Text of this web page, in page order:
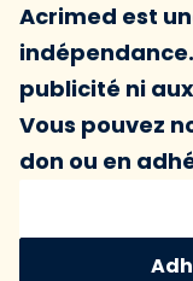
Acrimed est
publicité ni
Vous pouvez
don ou en